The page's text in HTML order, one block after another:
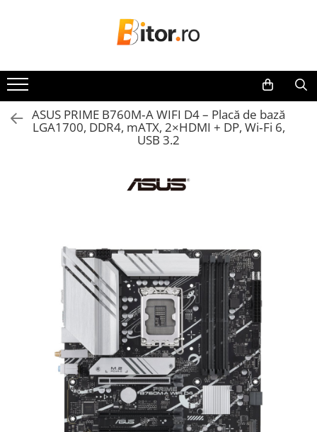
Laptop , PC, Tablete
Laptop-uri
Laptop-uri Gaming
Laptop-uri Workstation
Imprimante, Scannere,
Consumabile
Imprimante & Multifuncționale
Imprimanta Laser Color
Imprimanta Laser Mono
Imprimante Cerneală
Imprimante Matriciale
Multifuncțional Cerneală
Multifuncțional Laser Mono
Accesorii Imprimante & Scannere
ASUS PRIME B760M‑A WIFI D4 – Placă de bază
LGA1700, DDR4, mATX, 2×HDMI + DP, Wi‑Fi 6,
USB 3.2